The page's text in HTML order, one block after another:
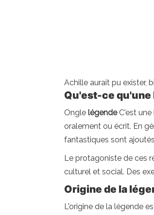
Achille aurait pu exister,
Qu'est-ce qu'une
Ongle légende C'est
oralement ou écrit. En
fantastiques sont
Le protagoniste de ces
culturel et social. Des
Origine de la
L'origine de la légende